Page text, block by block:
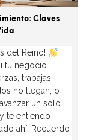
Claves
del Reino!
tu negocio
trabajas
no llegan, o
un solo
te entiendo
ahí. Recuerdo